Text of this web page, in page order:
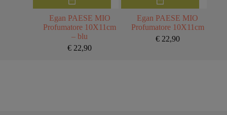
Egan PAESE MIO
Profumatore 10X11cm
– blu
€ 22,90
Egan PAESE MIO
Profumatore 10X11cm
€ 22,90